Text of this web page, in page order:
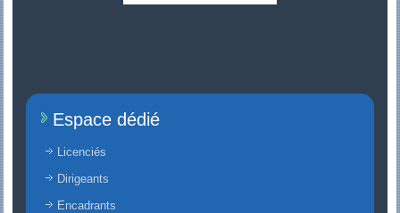
Espace dédié
Licenciés
Dirigeants
Encadrants